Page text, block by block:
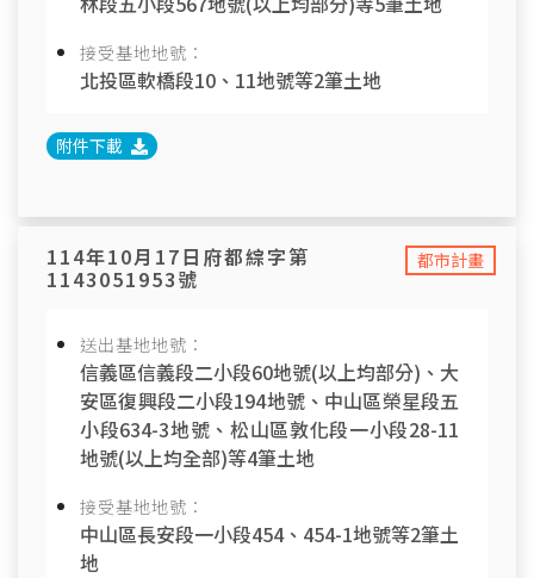
接受基地地號：
北投區軟橋段10、11地號等2筆土地
附件下載
都市計畫
114年10月17日府都綜字第
1143051953號
送出基地地號：
信義區信義段二小段60地號(以上均部分)、大
安區復興段二小段194地號、中山區榮星段五
小段634-3地號、松山區敦化段一小段28-11
地號(以上均全部)等4筆土地
接受基地地號：
中山區長安段一小段454、454-1地號等2筆土
地